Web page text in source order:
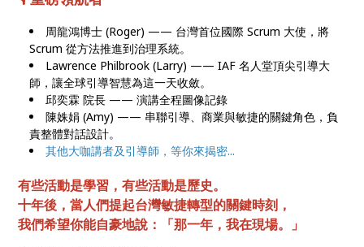
周龍鴻博士 (Roger) —— 台灣首位國際 Scrum 大使，將
Scrum 從方法推進到治理系統。
Lawrence Philbrook (Larry) —— IAF 名人堂頂尖引導大
師，讓全球引導智慧為這一天收斂。
邱奕霖 院長 —— 演講全程圖像記錄
陳姝娟 (Amy) —— 串聯引導、商業與敏捷的關鍵角色，負
責整體對話設計。
其他大咖講者及引導師，等你來揭密...
有些活動是學習，有些活動是歷史。
十年後，當人們提起台灣敏捷轉型的關鍵時刻，
我們希望你能自豪地說：「那一年，我在現場。」